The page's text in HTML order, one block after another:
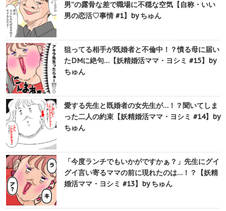
男”の露骨な差で職場に不穏な空気【自称・いい
男の恋活♡事情 #1】by ちゅん
狙ってる相手が既婚者と不倫中！？憤る母に届い
たDMに絶句…【妖精婚活ママ・ヨシミ #15】by
ちゅん
愛する先生と既婚者の女先生が…！？聞いてしま
った二人の約束【妖精婚活ママ・ヨシミ #14】by
ちゅん
「今度ランチでもいかがですかぁ？」先生にグイ
グイ言い寄るママの前に現れたのは…！？【妖精
婚活ママ・ヨシミ #13】by ちゅん